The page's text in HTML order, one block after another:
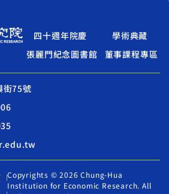
四十週年院慶
學術典藏
張麗門紀念圖書館
董事課程專區
街75號
Copyrights © 2026 Chung-Hua
Institution for Economic Research. All